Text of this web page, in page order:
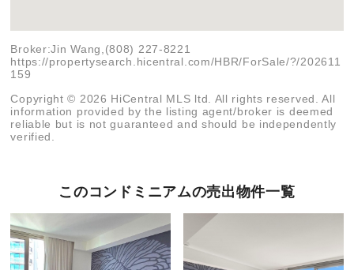
Broker:Jin Wang,(808) 227-8221
https://propertysearch.hicentral.com/HBR/ForSale/?/202611
159
Copyright © 2026 HiCentral MLS ltd. All rights reserved. All
information provided by the listing agent/broker is deemed
reliable but is not guaranteed and should be independently
verified.
このコンドミニアムの売出物件一覧